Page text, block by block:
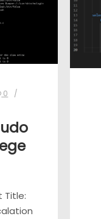
0
Title: